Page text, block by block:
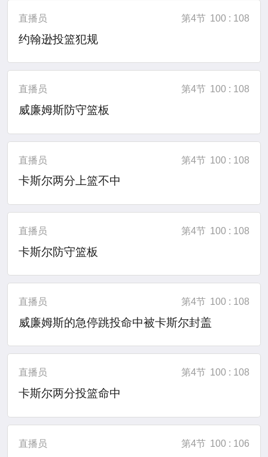
直播员 第4节 100 : 108
约翰逊投篮犯规
直播员 第4节 100 : 108
威廉姆斯防守篮板
直播员 第4节 100 : 108
卡斯尔两分上篮不中
直播员 第4节 100 : 108
卡斯尔防守篮板
直播员 第4节 100 : 108
威廉姆斯的急停跳投命中被卡斯尔封盖
直播员 第4节 100 : 108
卡斯尔两分投篮命中
直播员 第4节 100 : 106